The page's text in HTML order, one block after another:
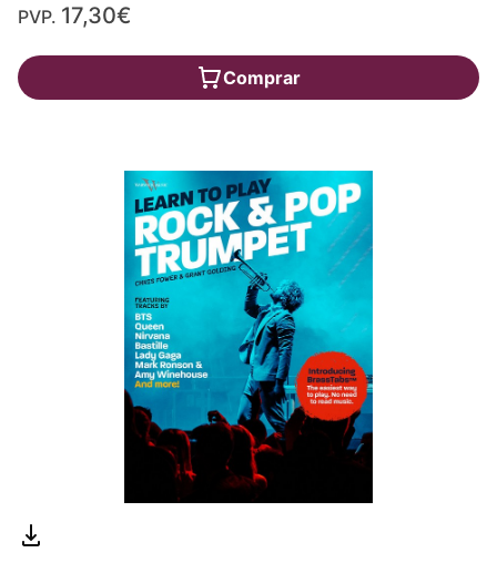
PVP. 17,30€
Comprar